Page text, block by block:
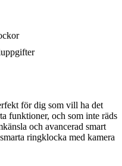
för dig som vill ha det
funktioner, och som inte räds
och avancerad smart
ringklocka med kamera